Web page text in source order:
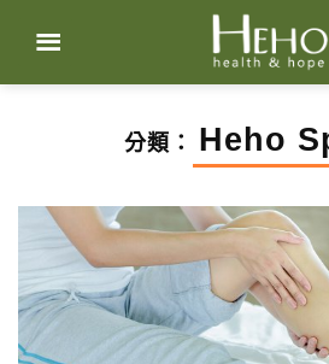
content
分類： Heho